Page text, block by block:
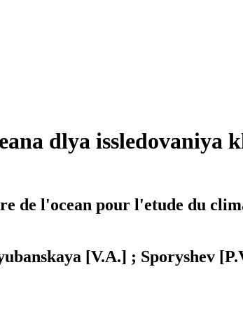
dlya issledovaniya
de l'ocean pour l'etude du
[V.A.] ; Sporyshev